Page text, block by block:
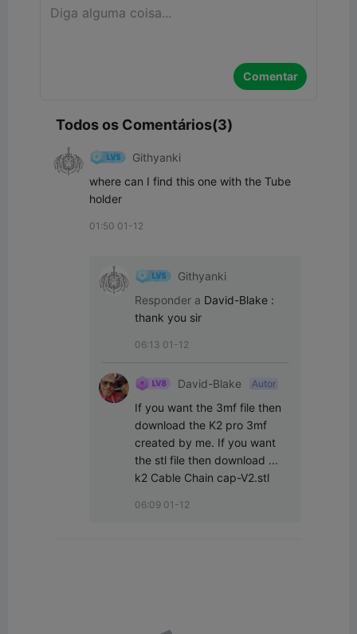
Comentar
Todos os Comentários(3)
Githyanki
where can I find this one with the Tube
holder
01:50 01-12
Githyanki
Responder a David-Blake :
thank you sir
06:13 01-12
David-Blake Autor
If you want the 3mf file then
download the K2 pro 3mf
created by me. If you want
the stl file then download ...
k2 Cable Chain cap-V2.stl
06:09 01-12